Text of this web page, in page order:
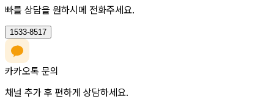
빠를 상담을 원하시메 전화주세요.
1533-8517
카카오톡 문의
채널 추가 후 편하게 상담하세요.